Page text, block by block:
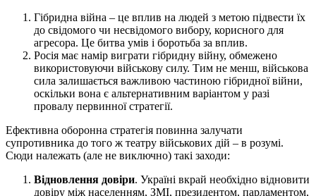
Гібридна війна – це вплив на людей з метою підвести їх
до свідомого чи несвідомого вибору, корисного для
агресора. Це битва умів і боротьба за вплив.
Росія має намір виграти гібридну війну, обмежено
використовуючи військову силу. Тим не менш, військова
сила залишається важливою частиною гібридної війни,
оскільки вона є альтернативним варіантом у разі
провалу первинної стратегії.
Ефективна оборонна стратегія повинна залучати
супротивника до того ж театру військових дій – в розумі.
Сюди належать (але не виключно) такі заходи:
Відновлення довіри. Україні вкрай необхідно відновити
довіру між населенням, ЗМІ, президентом, парламентом,